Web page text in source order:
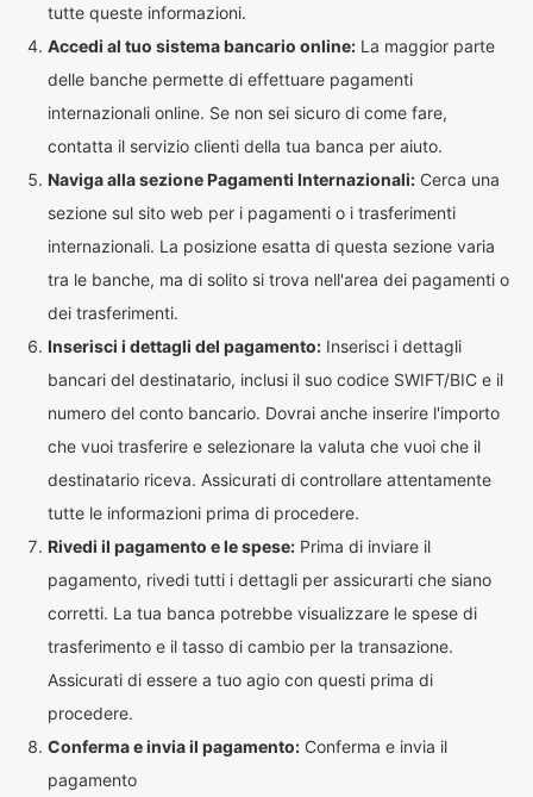
tutte queste informazioni.
Accedi al tuo sistema bancario online: La maggior parte
delle banche permette di effettuare pagamenti
internazionali online. Se non sei sicuro di come fare,
contatta il servizio clienti della tua banca per aiuto.
Naviga alla sezione Pagamenti Internazionali: Cerca una
sezione sul sito web per i pagamenti o i trasferimenti
internazionali. La posizione esatta di questa sezione varia
tra le banche, ma di solito si trova nell'area dei pagamenti o
dei trasferimenti.
Inserisci i dettagli del pagamento: Inserisci i dettagli
bancari del destinatario, inclusi il suo codice SWIFT/BIC e il
numero del conto bancario. Dovrai anche inserire l'importo
che vuoi trasferire e selezionare la valuta che vuoi che il
destinatario riceva. Assicurati di controllare attentamente
tutte le informazioni prima di procedere.
Rivedi il pagamento e le spese: Prima di inviare il
pagamento, rivedi tutti i dettagli per assicurarti che siano
corretti. La tua banca potrebbe visualizzare le spese di
trasferimento e il tasso di cambio per la transazione.
Assicurati di essere a tuo agio con questi prima di
procedere.
Conferma e invia il pagamento: Conferma e invia il
pagamento